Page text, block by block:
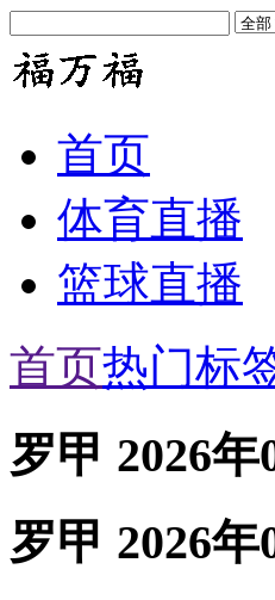
首页
体育直播
篮球直播
首页热门标
罗甲 2026
罗甲 2026